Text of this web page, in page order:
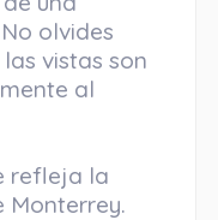
olvides
vistas son
al
refleja la
Monterrey.